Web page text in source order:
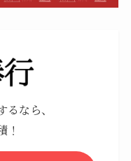
なら、
！